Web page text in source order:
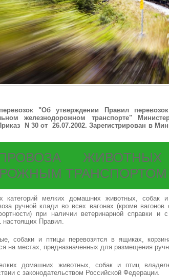
"Об утверждении Правил
железнодорожном транспорте"
N 30 от 26.07.2002. Зарегистрирован в
ТРАНСПОРТОМ
категорий мелких домашних животных, собак
ручной клади во всех вагонах (кроме
при наличии ветеринарной справки и
настоящих Правил.
собаки и птицы перевозятся в ящиках,
на местах, предназначенных для размещения
домашних животных, собак и птиц
с законодательством Российской Федерации.